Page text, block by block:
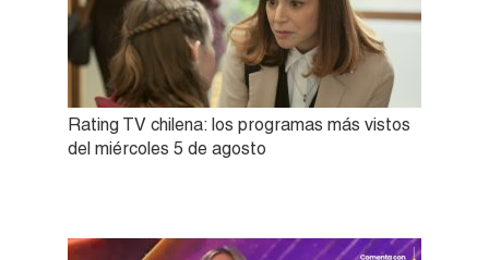
Rating TV chilena: los programas más vistos
del miércoles 5 de agosto